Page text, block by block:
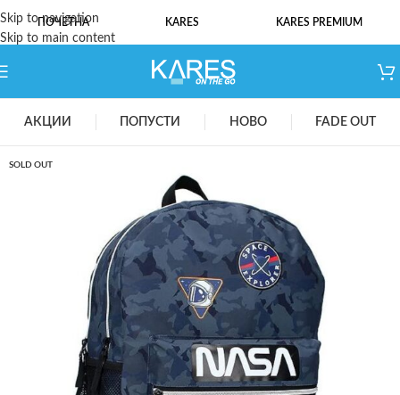
Skip to navigation
Skip to main content
ПОЧЕТНА KARES KARES PREMIUM
АКЦИИ ПОПУСТИ НОВО FADE OUT
SOLD OUT